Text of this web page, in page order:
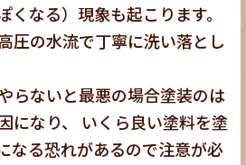
くなる）現象も起こります。
圧の水流で丁寧に洗い落とし
らないと最悪の場合塗装のは
になり、 いくら良い塗料を塗
なる恐れがあるので注意が必